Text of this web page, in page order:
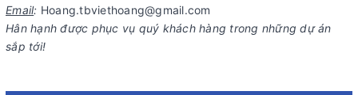
Email: Hoang.tbviethoang@gmail.com
Hân hạnh được phục vụ quý khách hàng trong những dự án
sắp tới!